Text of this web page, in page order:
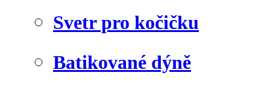
Svetr pro kočičku
Batikované dýně